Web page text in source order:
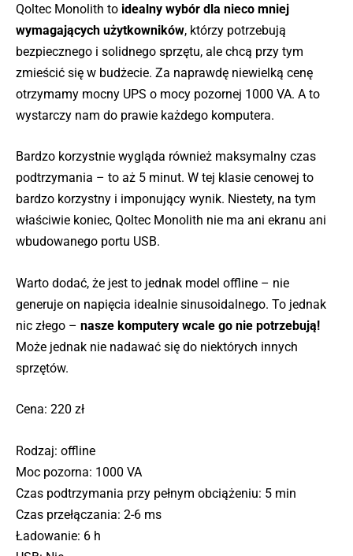
Qoltec Monolith to idealny wybór dla nieco mniej
wymagających użytkowników, którzy potrzebują
bezpiecznego i solidnego sprzętu, ale chcą przy tym
zmieścić się w budżecie. Za naprawdę niewielką cenę
otrzymamy mocny UPS o mocy pozornej 1000 VA. A to
wystarczy nam do prawie każdego komputera.
Bardzo korzystnie wygląda również maksymalny czas
podtrzymania – to aż 5 minut. W tej klasie cenowej to
bardzo korzystny i imponujący wynik. Niestety, na tym
właściwie koniec, Qoltec Monolith nie ma ani ekranu ani
wbudowanego portu USB.
Warto dodać, że jest to jednak model offline – nie
generuje on napięcia idealnie sinusoidalnego. To jednak
nic złego – nasze komputery wcale go nie potrzebują!
Może jednak nie nadawać się do niektórych innych
sprzętów.
Cena: 220 zł
Rodzaj: offline
Moc pozorna: 1000 VA
Czas podtrzymania przy pełnym obciążeniu: 5 min
Czas przełączania: 2-6 ms
Ładowanie: 6 h